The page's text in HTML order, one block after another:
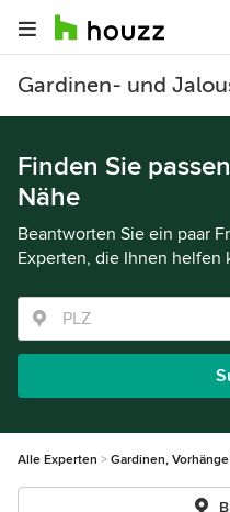
Gardinen- und
Finden Sie
Nähe
Beantworten Sie ein paar
Experten, die Ihnen helfen
Alle Experten Gardinen,